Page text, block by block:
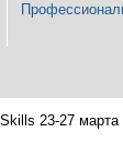
23-27 марта